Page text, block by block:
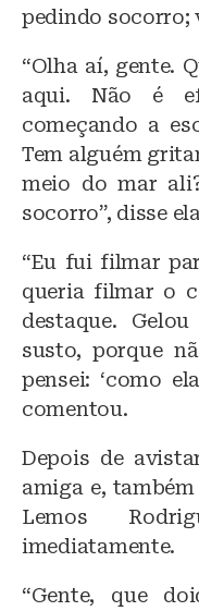
pedindo socorro;
“Olha aí, gente.
aqui. Não é
começando a
Tem alguém
meio do mar
socorro”, disse
“Eu fui filmar
queria filmar o
destaque.
susto, porque
pensei: ‘como
comentou.
Depois de
amiga e,
Lemos
imediatamente.
“Gente, que